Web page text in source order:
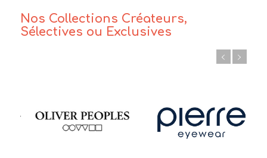
Nos Collections Créateurs,
Sélectives ou Exclusives